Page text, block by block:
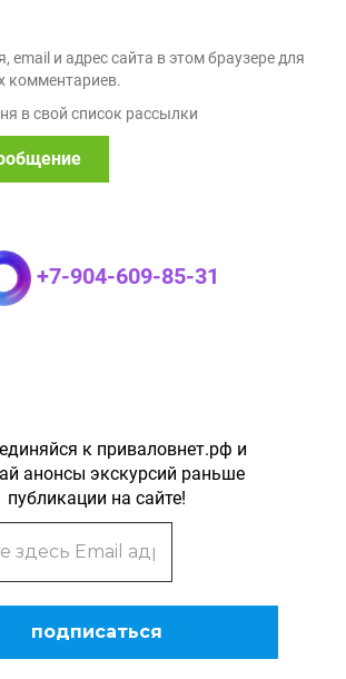
email и адрес сайта в этом браузере для
комментариев.
в свой список рассылки
+7-904-609-85-31
к приваловнет.рф и
анонсы экскурсий раньше
публикации на сайте!